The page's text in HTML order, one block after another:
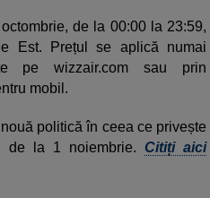
de la 00:00 la 23:59,
Est. Prețul se aplică numai
pe wizzair.com sau prin
mobil.
politică în ceea ce privește
de la 1 noiembrie. Citiți aici